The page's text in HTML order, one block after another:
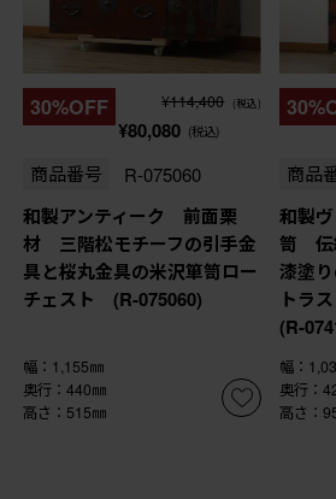
30%OFF ¥114,400 (税込)
¥80,080 (税込)
商品番号 R-075060
和製アンティーク 前面栗
材 三階松モチーフの引手金
具と桜丸金具の米沢箪笥ロー
チェスト (R-075060)
幅：1,155㎜
奥行：440㎜
高さ：515㎜
商品
和製
笥 伝
漆塗
トラ
(R-
幅：
奥行：
高さ：